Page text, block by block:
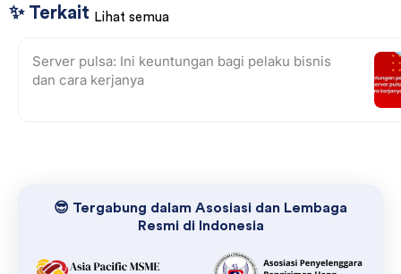
✨ Terkait Lihat semua
Server pulsa: Ini keuntungan bagi pelaku bisnis
dan cara kerjanya
😎 Tergabung dalam Asosiasi dan Lembaga
Resmi di Indonesia